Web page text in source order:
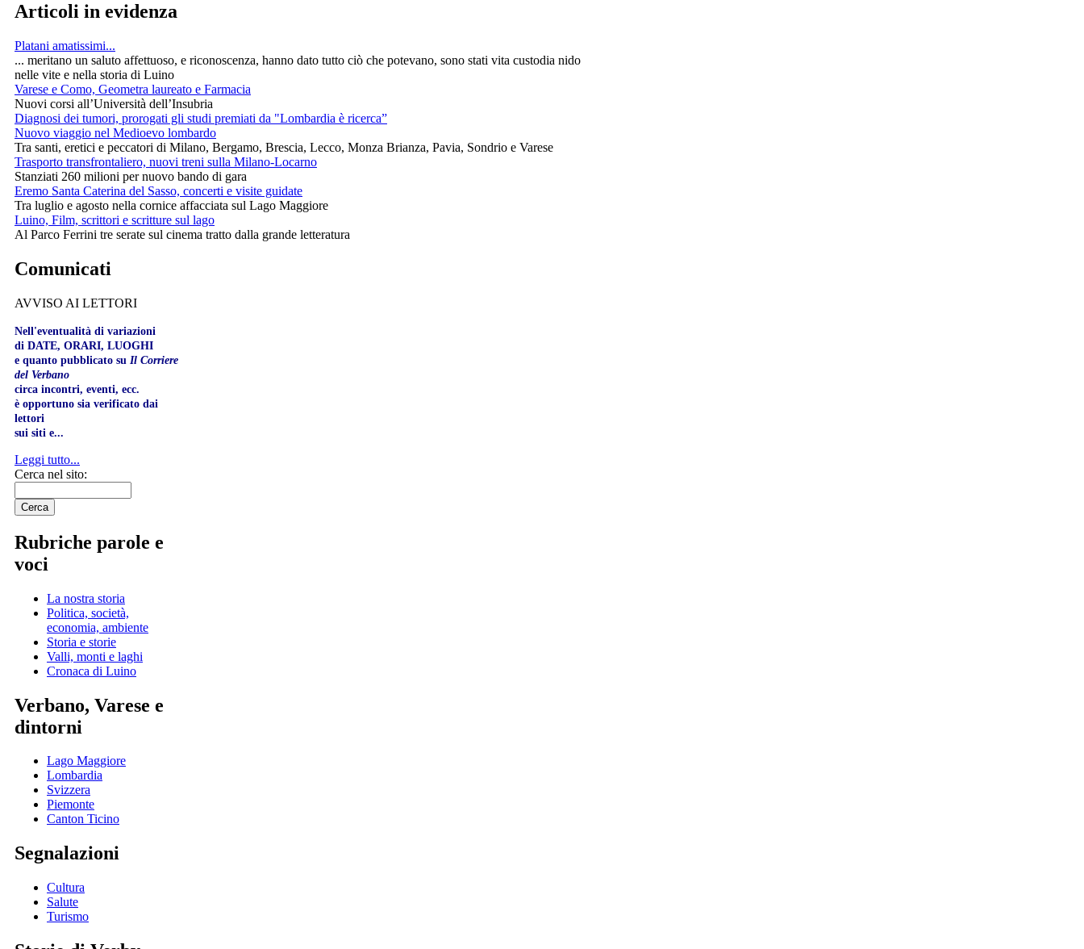
Articoli in evidenza
Platani amatissimi...
... meritano un saluto affettuoso, e riconoscenza, hanno dato tutto ciò che potevano, sono stati vita custodia nido
nelle vite e nella storia di Luino
Varese e Como, Geometra laureato e Farmacia
Nuovi corsi all’Università dell’Insubria
Diagnosi dei tumori, prorogati gli studi premiati da "Lombardia è ricerca”
Nuovo viaggio nel Medioevo lombardo
Tra santi, eretici e peccatori di Milano, Bergamo, Brescia, Lecco, Monza Brianza, Pavia, Sondrio e Varese
Trasporto transfrontaliero, nuovi treni sulla Milano-Locarno
Stanziati 260 milioni per nuovo bando di gara
Eremo Santa Caterina del Sasso, concerti e visite guidate
Tra luglio e agosto nella cornice affacciata sul Lago Maggiore
Luino, Film, scrittori e scritture sul lago
Al Parco Ferrini tre serate sul cinema tratto dalla grande letteratura
Comunicati
AVVISO AI LETTORI
Nell'eventualità di variazioni
di DATE, ORARI, LUOGHI
e quanto pubblicato su Il Corriere
del Verbano
circa incontri, eventi, ecc.
è opportuno sia verificato dai
lettori
sui siti e...
Leggi tutto...
Cerca nel sito:
Rubriche parole e
voci
La nostra storia
Politica, società,
economia, ambiente
Storia e storie
Valli, monti e laghi
Cronaca di Luino
Verbano, Varese e
dintorni
Lago Maggiore
Lombardia
Svizzera
Piemonte
Canton Ticino
Segnalazioni
Cultura
Salute
Turismo